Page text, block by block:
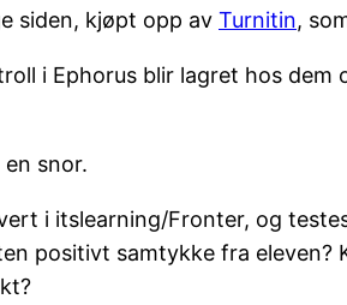
siden, kjøpt opp av Turnitin,
i Ephorus blir lagret hos
snor.
i itslearning/Fronter, og
positivt samtykke fra